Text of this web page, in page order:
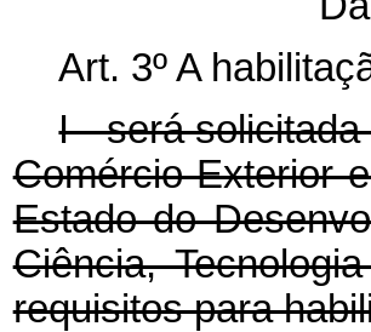
Art. 3º A
I - será
Comércio Exterior
Estado do
Ciência,
requisitos para